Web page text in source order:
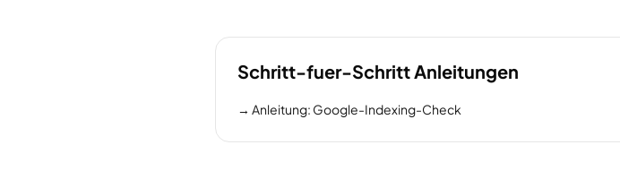
Schritt-fuer-Schritt Anleitungen
→ Anleitung: Google-Indexing-Check